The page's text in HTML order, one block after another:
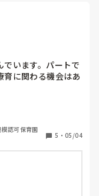
います。パートで
育に関わる機会はあ
の保育に興味があ
リットはあります
認可保育園
5 ・ 05/04